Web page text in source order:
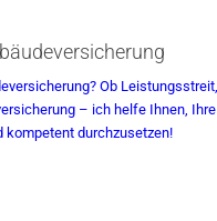
Ob Leistungsstreit,
– ich helfe Ihnen, Ihre
kompetent durchzusetzen!